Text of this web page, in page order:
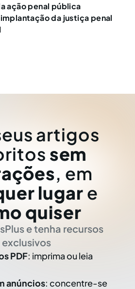
ação penal pública
da justiça penal
artigos
sem
, em
lugar e
quiser
e tenha recursos
exclusivos
PDF: imprima ou leia
anúncios: concentre-se